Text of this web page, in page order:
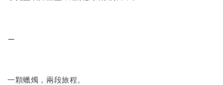
—
一顆蠟燭，兩段旅程。